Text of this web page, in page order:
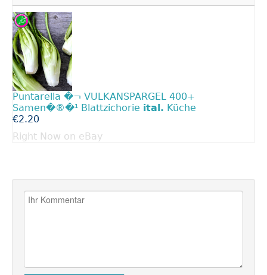
Puntarella �¬ VULKANSPARGEL 400+
Samen�®�¹ Blattzichorie ital. Küche
€2.20
Right Now on eBay